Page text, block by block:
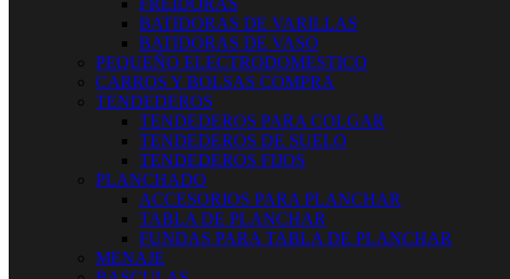
FREIDORAS
BATIDORAS DE VARILLAS
BATIDORAS DE VASO
PEQUEÑO ELECTRODOMESTICO
CARROS Y BOLSAS COMPRA
TENDEDEROS
TENDEDEROS PARA COLGAR
TENDEDEROS DE SUELO
TENDEDEROS FIJOS
PLANCHADO
ACCESORIOS PARA PLANCHAR
TABLA DE PLANCHAR
FUNDAS PARA TABLA DE PLANCHAR
MENAJE